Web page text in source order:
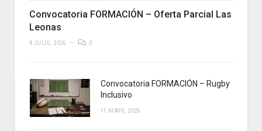
Convocatoria FORMACIÓN – Oferta Parcial Las
Leonas
8 JULIO, 2026 0
Convocatoria FORMACIÓN – Rugby
Inclusivo
11 MAYO, 2026